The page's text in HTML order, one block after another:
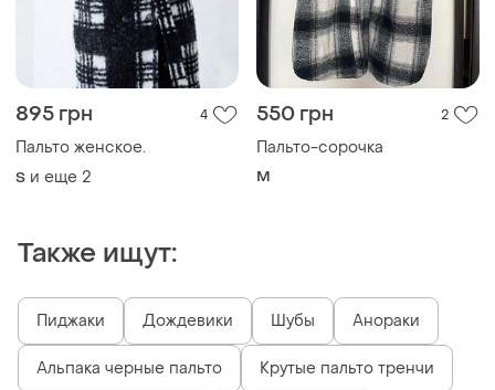
895 грн 4
Пальто женское.
S и еще 2
550 грн 2
Пальто-сорочка
M
Также ищут:
Пиджаки Дождевики Шубы Анораки
Альпака черные пальто Крутые пальто тренчи